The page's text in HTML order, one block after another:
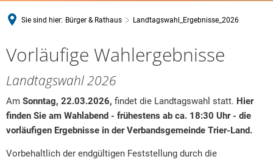
Sie sind hier: Bürger & Rathaus Landtagswahl_Ergebnisse_2026
Landtagswahl
2026
Vorläufige Wahlergebnisse
Landtagswahl 2026
Am Sonntag, 22.03.2026, findet die Landtagswahl statt. Hier
finden Sie am Wahlabend - frühestens ab ca. 18:30 Uhr - die
vorläufigen Ergebnisse in der Verbandsgemeinde Trier-Land.
Vorbehaltlich der endgültigen Feststellung durch die